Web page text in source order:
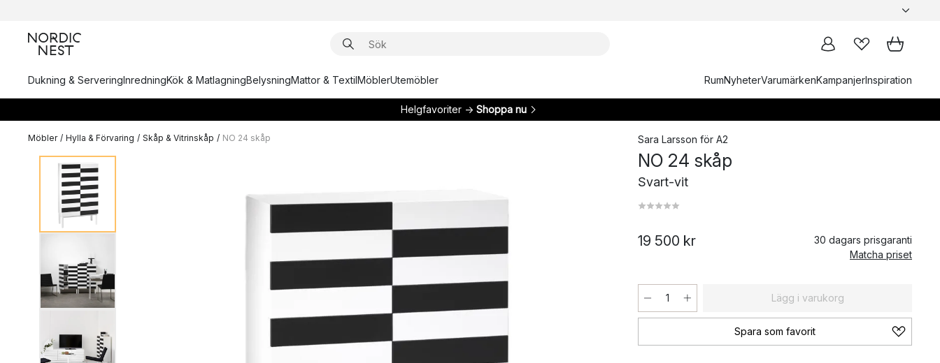
Dukning & ServeringInredningKök & MatlagningBelysningMattor & TextilMöblerUtemöbler RumNyheterVarumärkenKampanjerInspiration
Helgfavoriter → Shoppa nu
Möbler / Hylla & Förvaring / Skåp & Vitrinskåp / NO 24 skåp Sara Larsson för A2
NO 24 skåp
Svart-vit
19 500 kr
30 dagars prisgaranti
Matcha priset
Lägg i varukorg
Spara som favorit